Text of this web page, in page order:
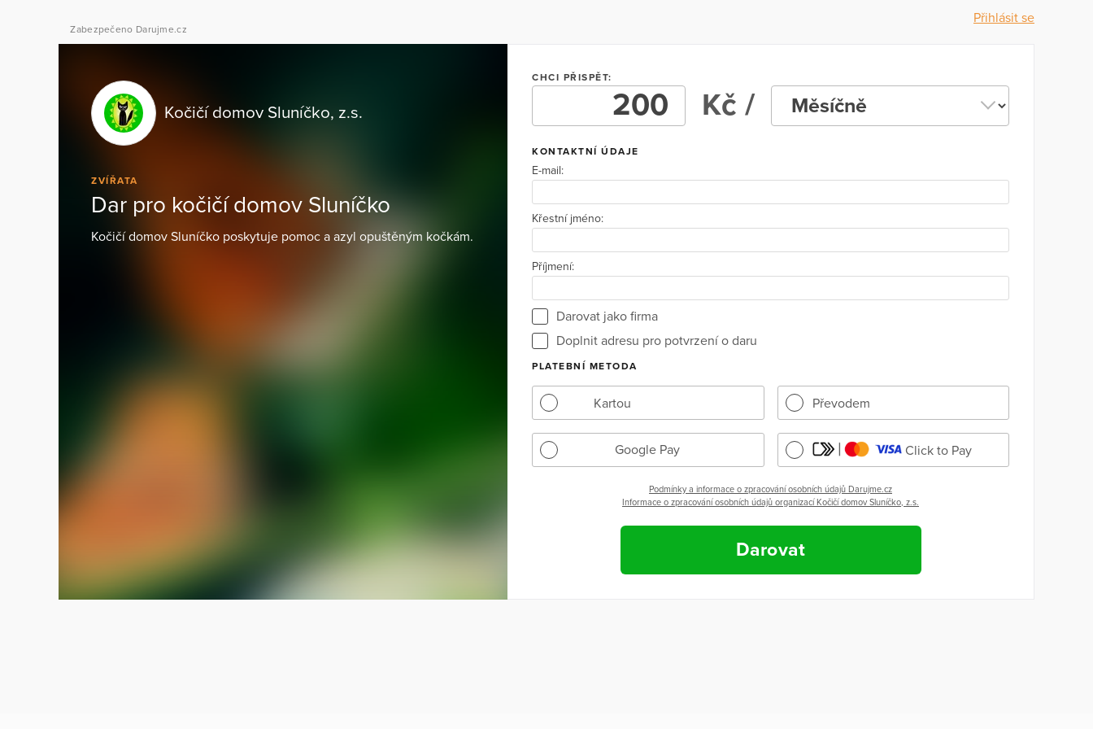
Přihlásit se
Zabezpečeno Darujme.cz
Kočičí domov Sluníčko, z.s.
ZVÍŘATA
Dar pro kočičí domov Sluníčko
Kočičí domov Sluníčko poskytuje pomoc a azyl opuštěným kočkám.
CHCI PŘISPĚT:
Kč /
KONTAKTNÍ ÚDAJE
E-mail:
Křestní jméno:
Příjmení:
Darovat jako firma
Doplnit adresu pro potvrzení o daru
PLATEBNÍ METODA
Kartou Převodem
Google Pay Click to Pay
Podmínky a informace o zpracování osobních údajů Darujme.cz
Informace o zpracování osobních údajů organizací Kočičí domov Sluníčko, z.s.
Darovat